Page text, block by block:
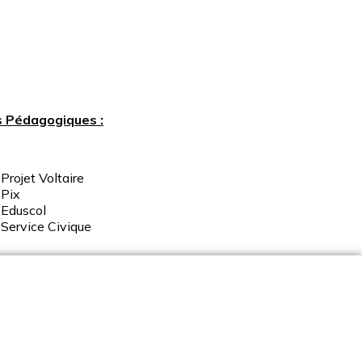
Pédagogiques :
Projet Voltaire
Pix
Eduscol
Service Civique